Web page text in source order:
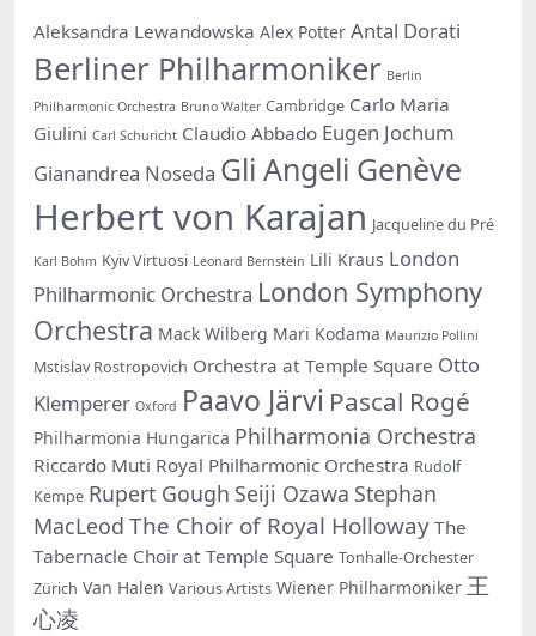
Aleksandra Lewandowska Alex Potter Antal Dorati
Berliner Philharmoniker Berlin
Philharmonic Orchestra Bruno Walter Cambridge Carlo Maria
Giulini Carl Schuricht Claudio Abbado Eugen Jochum
Gianandrea Noseda Gli Angeli Genève
Herbert von Karajan Jacqueline du Pré
Karl Bohm Kyiv Virtuosi Leonard Bernstein Lili Kraus London
Philharmonic Orchestra London Symphony
Orchestra Mack Wilberg Mari Kodama Maurizio Pollini
Mstislav Rostropovich Orchestra at Temple Square Otto
Klemperer Oxford Paavo Järvi Pascal Rogé
Philharmonia Hungarica Philharmonia Orchestra
Riccardo Muti Royal Philharmonic Orchestra Rudolf
Kempe Rupert Gough Seiji Ozawa Stephan
MacLeod The Choir of Royal Holloway The
Tabernacle Choir at Temple Square Tonhalle-Orchester
Zürich Van Halen Various Artists Wiener Philharmoniker 王
心凌